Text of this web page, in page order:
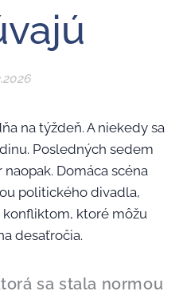
na týždeň. A niekedy sa
Posledných sedem
Domáca scéna
politického divadla,
ktoré môžu
desaťročia.
sa stala normou